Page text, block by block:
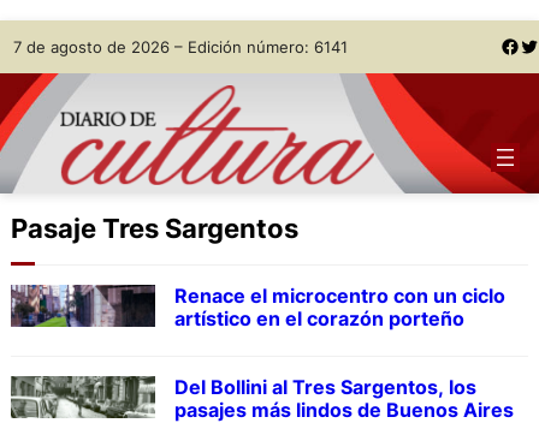
Skip
to
content
7 de agosto de 2026 – Edición número: 6141 Facebook Twitter
Pasaje Tres Sargentos
Renace el microcentro con un ciclo
artístico en el corazón porteño
Del Bollini al Tres Sargentos, los
pasajes más lindos de Buenos Aires